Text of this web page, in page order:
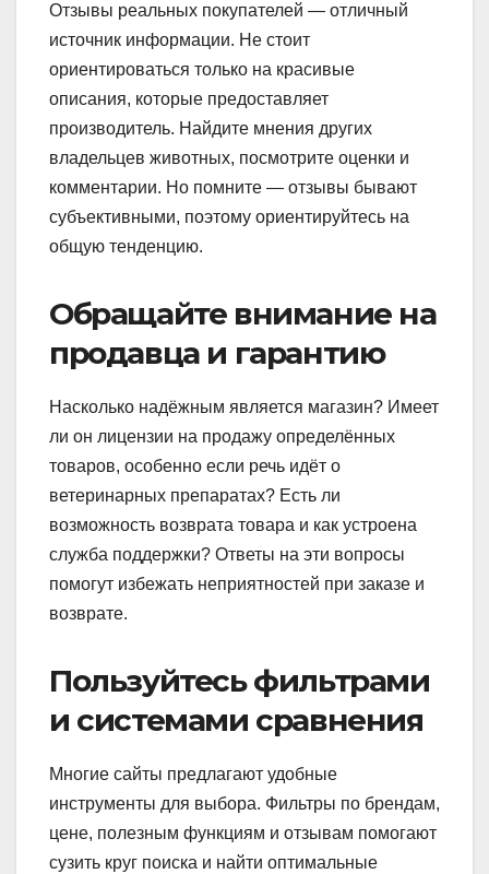
Отзывы реальных покупателей — отличный
источник информации. Не стоит
ориентироваться только на красивые
описания, которые предоставляет
производитель. Найдите мнения других
владельцев животных, посмотрите оценки и
комментарии. Но помните — отзывы бывают
субъективными, поэтому ориентируйтесь на
общую тенденцию.
Обращайте внимание на
продавца и гарантию
Насколько надёжным является магазин? Имеет
ли он лицензии на продажу определённых
товаров, особенно если речь идёт о
ветеринарных препаратах? Есть ли
возможность возврата товара и как устроена
служба поддержки? Ответы на эти вопросы
помогут избежать неприятностей при заказе и
возврате.
Пользуйтесь фильтрами
и системами сравнения
Многие сайты предлагают удобные
инструменты для выбора. Фильтры по брендам,
цене, полезным функциям и отзывам помогают
сузить круг поиска и найти оптимальные